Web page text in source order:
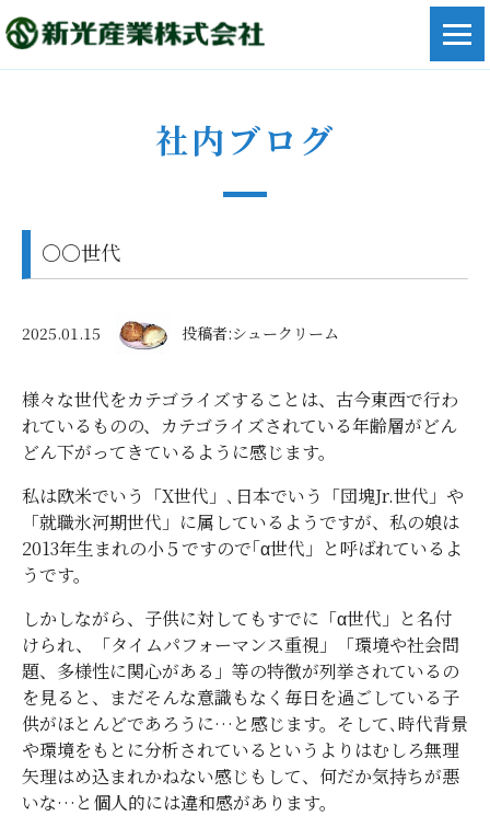
社内ブログ
〇〇世代
2025.01.15 投稿者:シュークリーム
様々な世代をカテゴライズすることは、古今東西で行わ
れているものの、カテゴライズされている年齢層がどん
どん下がってきているように感じます。
私は欧米でいう「X世代」､日本でいう「団塊Jr.世代」や
「就職氷河期世代」に属しているようですが、私の娘は
2013年生まれの小５ですので｢α世代」と呼ばれているよ
うです。
しかしながら、子供に対してもすでに「α世代」と名付
けられ、「タイムパフォーマンス重視」「環境や社会問
題、多様性に関心がある」等の特徴が列挙されているの
を見ると、まだそんな意識もなく毎日を過ごしている子
供がほとんどであろうに…と感じます。そして､時代背景
や環境をもとに分析されているというよりはむしろ無理
矢理はめ込まれかねない感じもして、何だか気持ちが悪
いな…と個人的には違和感があります。